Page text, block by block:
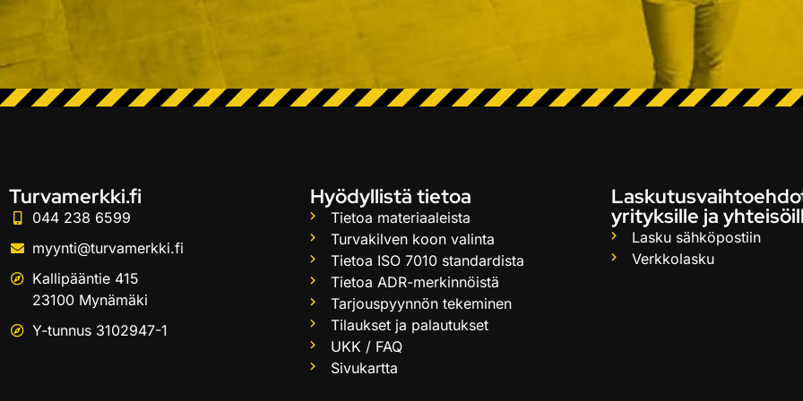
Turvamerkki.fi
044 238 6599
myynti@turvamerkki.fi
Kallipääntie 415
23100 Mynämäki
Y-tunnus 3102947-1
Hyödyllistä tietoa
Tietoa materiaaleista
Turvakilven koon valinta
Tietoa ISO 7010 standardista
Tietoa ADR-merkinnöistä
Tarjouspyynnön tekeminen
Tilaukset ja palautukset
UKK / FAQ
Sivukartta
yrityksille ja
Lasku sähköpostiin
Verkkolasku